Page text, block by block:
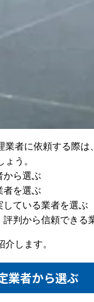
業者に依頼する際は
う。
から選ぶ
者を選ぶ
ている業者を選ぶ
判から信頼できる
します。
業者から選ぶ